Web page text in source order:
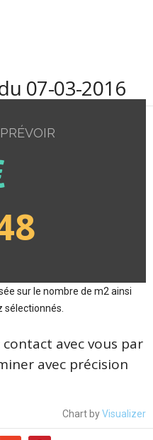
07-03-2016
sur le nombre de m2 ainsi
sélectionnés.
avec vous par
avec précision
Chart byVisualizer